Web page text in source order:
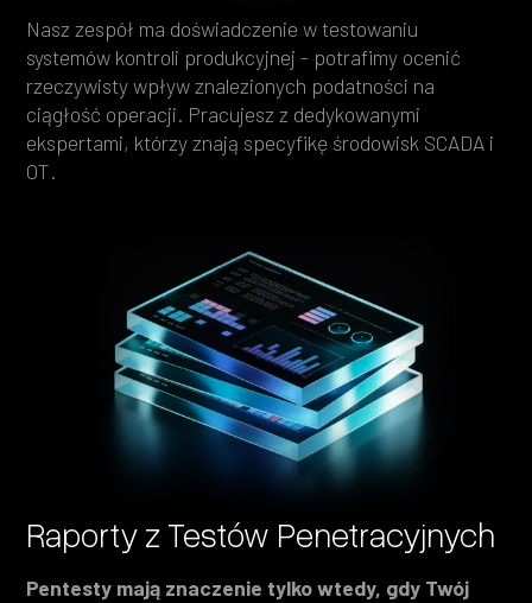
Nasz zespół ma doświadczenie w testowaniu
systemów kontroli produkcyjnej - potrafimy ocenić
rzeczywisty wpływ znalezionych podatności na
ciągłość operacji. Pracujesz z dedykowanymi
ekspertami, którzy znają specyfikę środowisk SCADA i
OT.
Raporty z Testów Penetracyjnych
Pentesty mają znaczenie tylko wtedy, gdy Twój